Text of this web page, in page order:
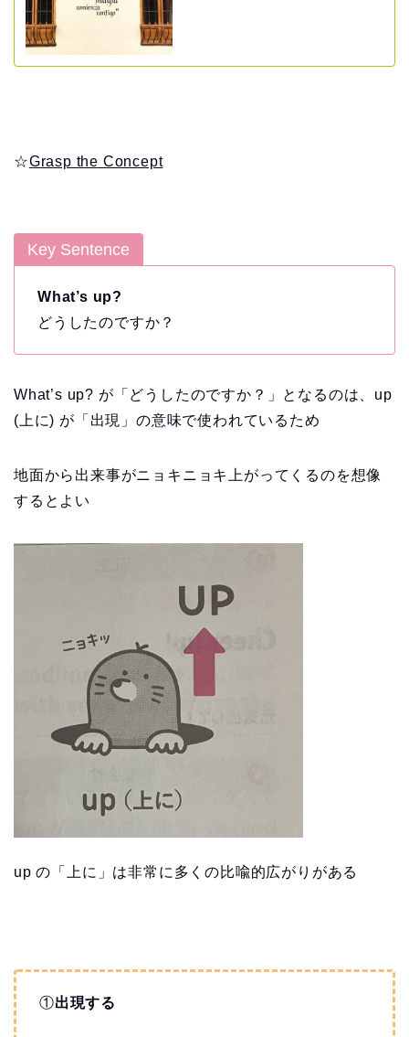
☆Grasp the Concept
Key Sentence
What’s up?
どうしたのですか？
What’s up? が「どうしたのですか？」となるのは、up
(上に) が「出現」の意味で使われているため
地面から出来事がニョキニョキ上がってくるのを想像
するとよい
up の「上に」は非常に多くの比喩的広がりがある
①出現する